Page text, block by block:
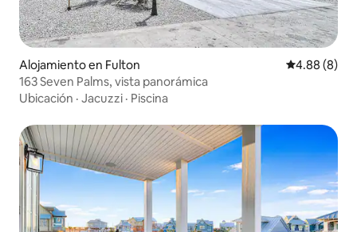
Alojamiento en Fulton Calificación
4.88 (8)
163 Seven Palms, vista panorámica
Ubicación · Jacuzzi · Piscina